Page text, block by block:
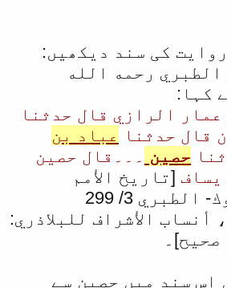
کی سند دیکھیں:
رحمه الله
الرازي قال حدثنا
قال حدثنا
عباد بن
حصين ۔۔۔قال حصين
يساف [تاريخ الأمم
والرسل والملوك- الطبري 3/ 299
أنساب الأشراف للبلاذري:
اس سند میں حصین سے